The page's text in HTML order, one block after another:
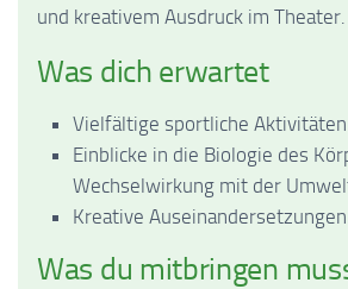
und kreativem Ausdruck im Theater.
Was dich erwartet
Vielfältige sportliche
Einblicke in die Biologie des
Wechselwirkung mit der
Kreative
Was du mitbringen